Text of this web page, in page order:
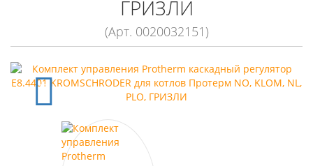
ГРИЗЛИ
(Арт. 0020032151)